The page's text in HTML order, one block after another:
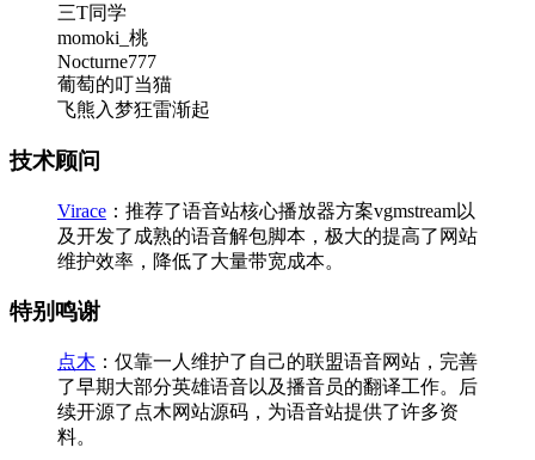
三T同学
momoki_桃
Nocturne777
葡萄的叮当猫
飞熊入梦狂雷渐起
技术顾问
Virace ：推荐了语音站核心播放器方案vgmstream以
及开发了成熟的语音解包脚本，极大的提高了网站
维护效率，降低了大量带宽成本。
特别鸣谢
点木 ：仅靠一人维护了自己的联盟语音网站，完善
了早期大部分英雄语音以及播音员的翻译工作。后
续开源了点木网站源码，为语音站提供了许多资
料。